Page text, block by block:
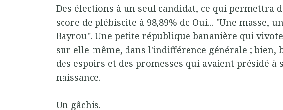
Des élections à un seul candidat, ce qui permettra
score de plébiscite à 98,89% de Oui... "Une masse,
Bayrou". Une petite république bananière qui
sur elle-même, dans l'indifférence générale ; bien,
des espoirs et des promesses qui avaient présidé à
naissance.
Un gâchis.